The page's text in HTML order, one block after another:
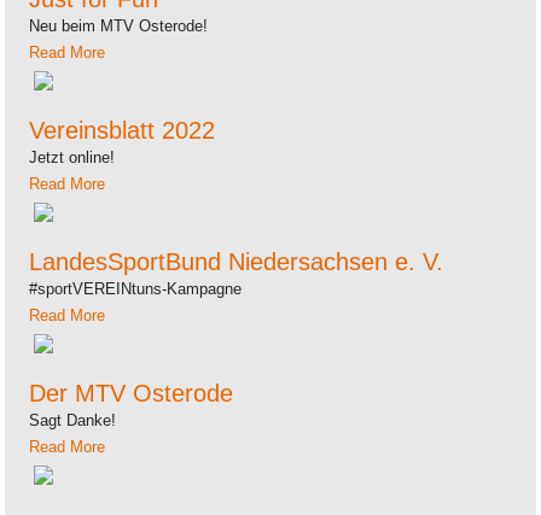
Neu beim MTV Osterode!
Read More
Vereinsblatt 2022
Jetzt online!
Read More
LandesSportBund Niedersachsen e. V.
#sportVEREINtuns-Kampagne
Read More
Der MTV Osterode
Sagt Danke!
Read More